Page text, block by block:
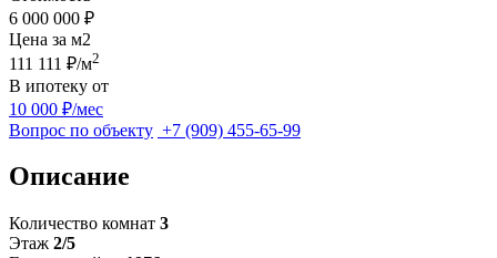
6 000 000 ₽
Цена за м2
111 111 ₽/м2
В ипотеку от
10 000 ₽/мес
Вопрос по объекту +7 (909) 455-65-99
Описание
Количество комнат 3
Этаж 2/5